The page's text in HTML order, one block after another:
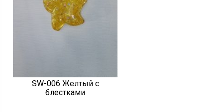
SW-006 Желтый с
блестками